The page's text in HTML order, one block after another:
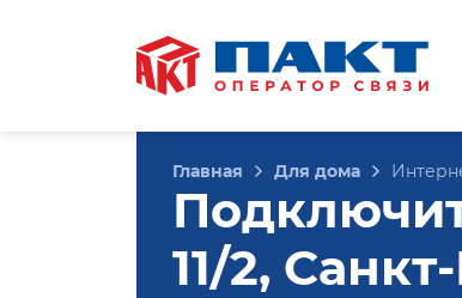
Главная Для дома
11/2,